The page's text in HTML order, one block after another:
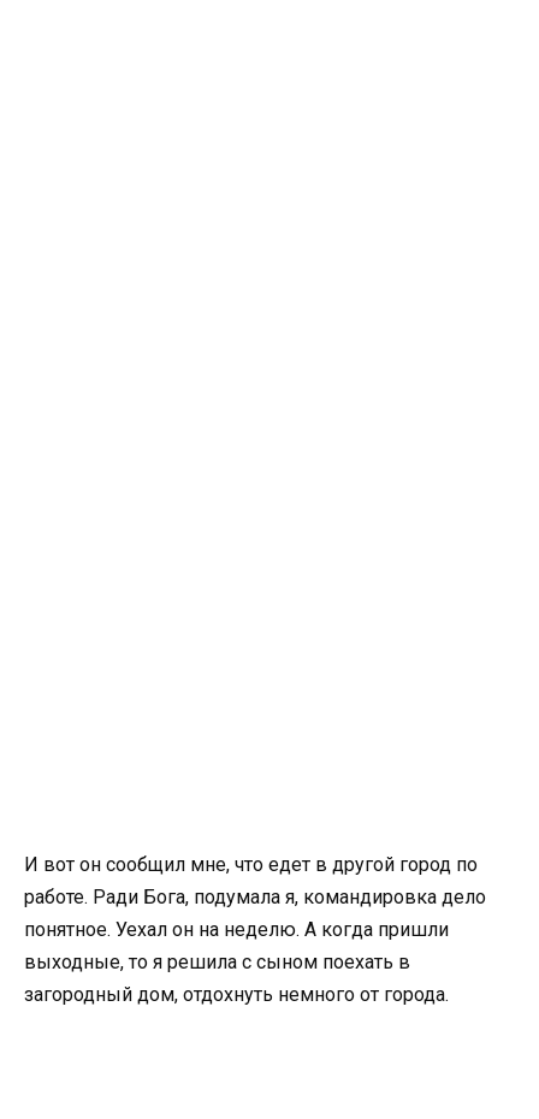
И вот он сообщил мне, что едет в другой город по
работе. Ради Бога, подумала я, командировка дело
понятное. Уехал он на неделю. А когда пришли
выходные, то я решила с сыном поехать в
загородный дом, отдохнуть немного от города.